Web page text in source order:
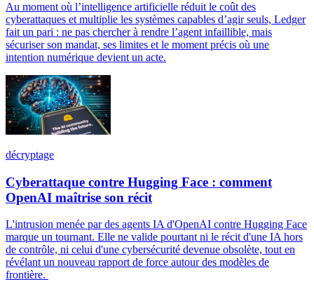
Au moment où l’intelligence artificielle réduit le coût des
cyberattaques et multiplie les systèmes capables d’agir seuls, Ledger
fait un pari : ne pas chercher à rendre l’agent infaillible, mais
sécuriser son mandat, ses limites et le moment précis où une
intention numérique devient un acte.
décryptage
Cyberattaque contre Hugging Face : comment
OpenAI maîtrise son récit
L'intrusion menée par des agents IA d'OpenAI contre Hugging Face
marque un tournant. Elle ne valide pourtant ni le récit d'une IA hors
de contrôle, ni celui d'une cybersécurité devenue obsolète, tout en
révélant un nouveau rapport de force autour des modèles de
frontière.